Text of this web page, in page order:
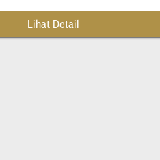
Lihat Detail